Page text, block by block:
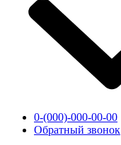
0-(000)-000-00-00
Обратный звонок